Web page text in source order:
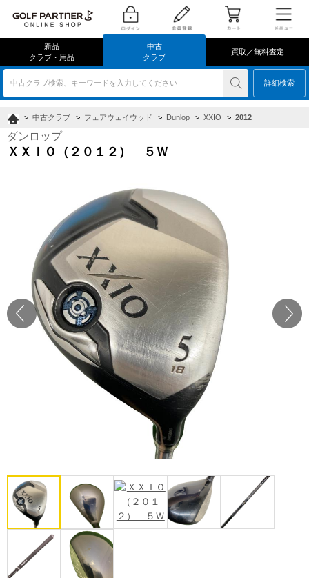
新品
クラブ・用品
中古
クラブ
買取／無料査定
中古クラブ検索、キーワードを入力してください 詳細検索
> 中古クラブ > フェアウェイウッド > Dunlop > XXIO > 2012
ダンロップ
ＸＸＩＯ（２０１２） ５Ｗ